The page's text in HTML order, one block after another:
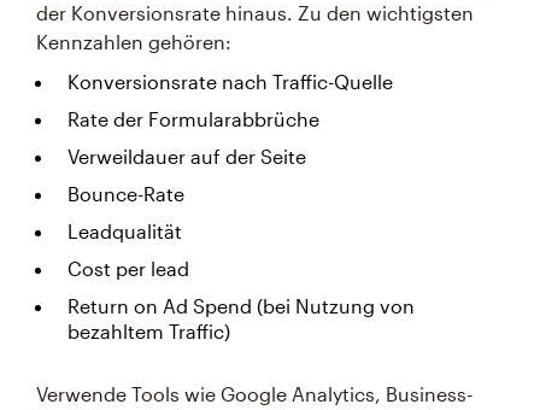
der Konversionsrate hinaus. Zu den wichtigsten
Kennzahlen gehören:
Konversionsrate nach Traffic-Quelle
Rate der Formularabbrüche
Verweildauer auf der Seite
Bounce-Rate
Leadqualität
Cost per lead
Return on Ad Spend (bei Nutzung von
bezahltem Traffic)
Verwende Tools wie Google Analytics, Business-